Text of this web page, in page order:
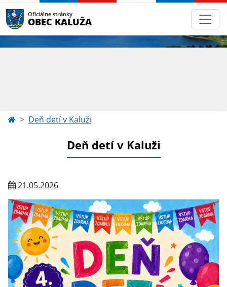
Oficiálne stránky
OBEC KALUŽA
Deň detí v Kaluži
Deň detí v Kaluži
21.05.2026